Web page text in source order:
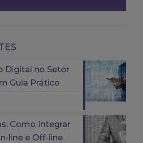
Digital no Setor
Guia Prático
Como Integrar
line e Off-line